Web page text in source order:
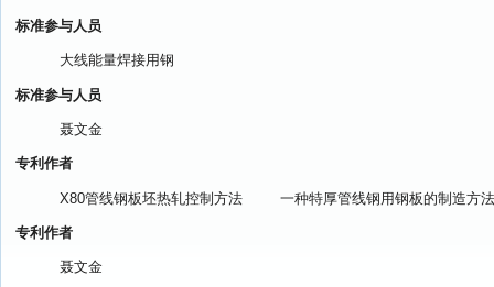
标准参与人员
大线能量焊接用钢
标准参与人员
聂文金
专利作者
X80管线钢板坯热轧控制方法 一种特厚管线钢用钢板的制造方
专利作者
聂文金